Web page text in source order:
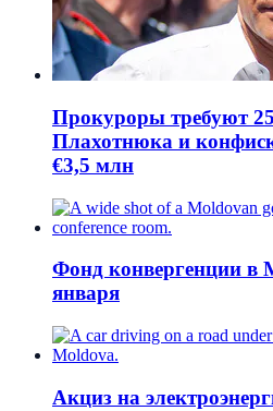
Прокуроры требуют
Плахотнюка и
€3,5 млн
Фонд конвергенции в
января
Акциз на